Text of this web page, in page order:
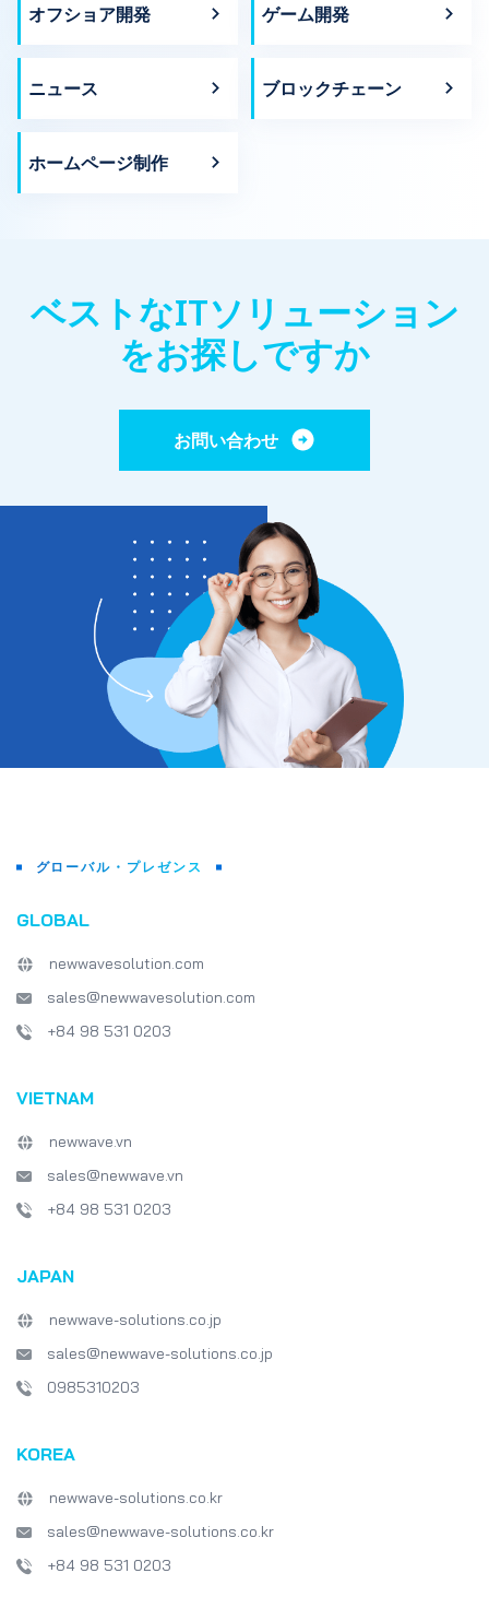
オフショア開発 ゲーム開発
ニュース ブロックチェーン
ホームページ制作
ベストなITソリューション
をお探しですか
お問い合わせ
グローバル・プレゼンス
GLOBAL
newwavesolution.com
sales@newwavesolution.com
+84 98 531 0203
VIETNAM
newwave.vn
sales@newwave.vn
+84 98 531 0203
JAPAN
newwave-solutions.co.jp
sales@newwave-solutions.co.jp
0985310203
KOREA
newwave-solutions.co.kr
sales@newwave-solutions.co.kr
+84 98 531 0203